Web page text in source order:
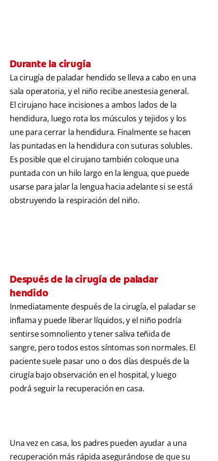
Durante la cirugía
La cirugía de paladar hendido se lleva a cabo en una
sala operatoria, y el niño recibe anestesia general.
El cirujano hace incisiones a ambos lados de la
hendidura, luego rota los músculos y tejidos y los
une para cerrar la hendidura. Finalmente se hacen
las puntadas en la hendidura con suturas solubles.
Es posible que el cirujano también coloque una
puntada con un hilo largo en la lengua, que puede
usarse para jalar la lengua hacia adelante si se está
obstruyendo la respiración del niño.
Después de la cirugía de paladar
hendido
Inmediatamente después de la cirugía, el paladar se
inflama y puede liberar líquidos, y el niño podría
sentirse somnoliento y tener saliva teñida de
sangre, pero todos estos síntomas son normales. El
paciente suele pasar uno o dos días después de la
cirugía bajo observación en el hospital, y luego
podrá seguir la recuperación en casa.
Una vez en casa, los padres pueden ayudar a una
recuperación más rápida asegurándose de que su